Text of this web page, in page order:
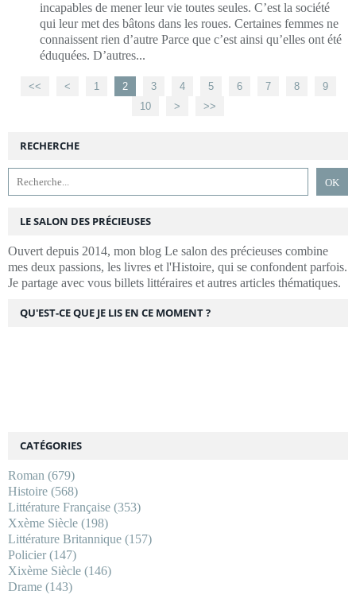
incapables de mener leur vie toutes seules. C’est la société
qui leur met des bâtons dans les roues. Certaines femmes ne
connaissent rien d’autre Parce que c’est ainsi qu’elles ont été
éduquées. D’autres...
<< < 1 2 3 4 5 6 7 8
9
10
20
30
40
> >>
RECHERCHE
LE SALON DES PRÉCIEUSES
Ouvert depuis 2014, mon blog Le salon des précieuses combine
mes deux passions, les livres et l'Histoire, qui se confondent parfois.
Je partage avec vous billets littéraires et autres articles thématiques.
CATÉGORIES
Roman (679)
Histoire (568)
Littérature Française (353)
Xxème Siècle (198)
Littérature Britannique (157)
Policier(147)
Xixème Siècle (146)
Drame (143)
QU'EST-CE QUE JE LIS EN CE MOMENT ?